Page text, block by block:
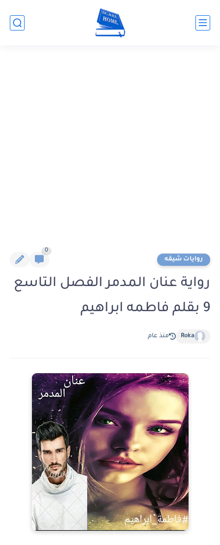
روايات شيقه
0
رواية عنان المدمر الفصل التاسع
9 بقلم فاطمه ابراهيم
Roka منذ عام